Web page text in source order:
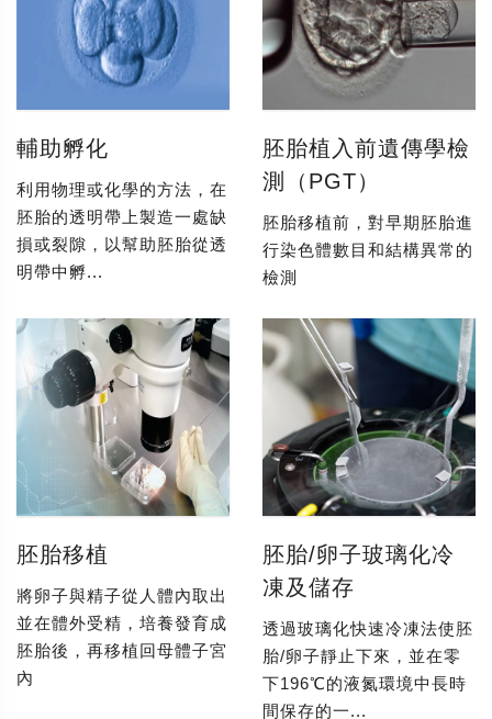
輔助孵化
利用物理或化學的方法，在
胚胎的透明帶上製造一處缺
損或裂隙，以幫助胚胎從透
明帶中孵...
胚胎植入前遺傳學檢
測（PGT）
胚胎移植前，對早期胚胎進
行染色體數目和結構異常的
檢測
胚胎移植
將卵子與精子從人體內取出
並在體外受精，培養發育成
胚胎後，再移植回母體子宮
內
胚胎/卵子玻璃化冷
凍及儲存
透過玻璃化快速冷凍法使胚
胎/卵子靜止下來，並在零
下196℃的液氮環境中長時
間保存的一...